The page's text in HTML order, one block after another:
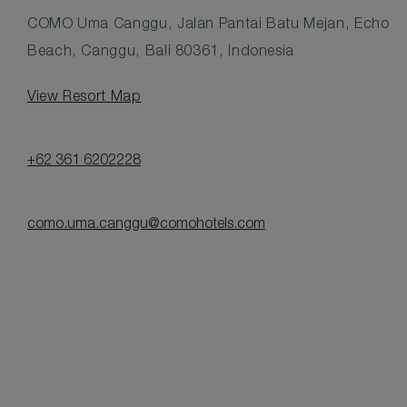
COMO Uma Canggu, Jalan Pantai Batu Mejan, Echo
Beach, Canggu, Bali 80361, Indonesia
View Resort Map
+62 361 6202228
como.uma.canggu@comohotels.com